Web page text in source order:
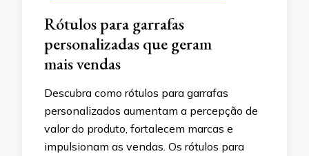
Rótulos para garrafas
personalizadas que geram
mais vendas
Descubra como rótulos para garrafas
personalizados aumentam a percepção de
valor do produto, fortalecem marcas e
impulsionam as vendas. Os rótulos para